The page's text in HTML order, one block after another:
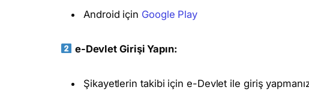
Android için Google Play
e-Devlet Girişi Yapın:
Şikayetlerin takibi için e-Devlet ile giriş